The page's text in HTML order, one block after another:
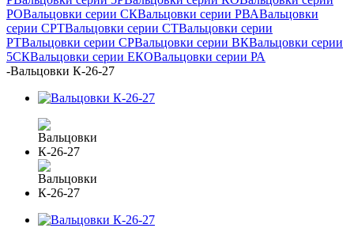
РОВальцовки серии СКВальцовки серии РВАВальцовки
серии СРТВальцовки серии СТВальцовки серии
РТВальцовки серии СРВальцовки серии ВКВальцовки серии
5СКВальцовки серии ЕКОВальцовки серии РА
-Вальцовки К-26-27